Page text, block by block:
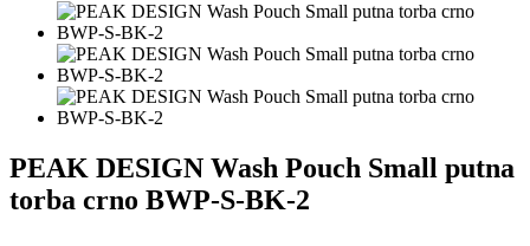
PEAK DESIGN Wash Pouch Small putna
torba crno BWP-S-BK-2